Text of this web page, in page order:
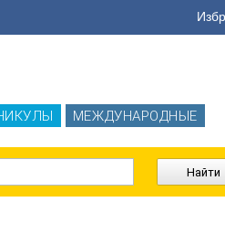
МЕЖДУНАРОДНЫЕ